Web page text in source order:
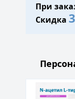
При
Скидка